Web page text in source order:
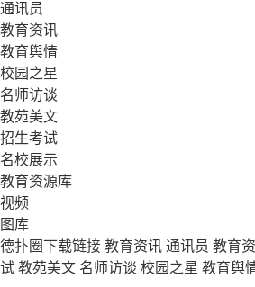
通讯员
教育资讯
教育舆情
校园之星
名师访谈
教苑美文
招生考试
名校展示
教育资源库
视频
图库
德扑圈下载链接 教育资讯 通讯员 教育
试 教苑美文 名师访谈 校园之星 教育舆